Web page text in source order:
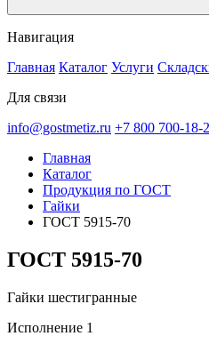
Навигация
Главная Каталог Услуги
Для связи
info@gostmetiz.ru +7 800 700-18-
Главная
Каталог
Продукция по ГОСТ
Гайки
ГОСТ 5915-70
ГОСТ 5915-70
Гайки шестигранные
Исполнение 1